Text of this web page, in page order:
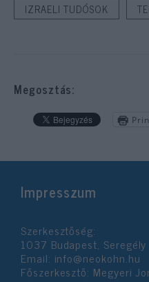
IZRAELI TUDÓSOK
Megosztás:
Impresszum
Szerkesztőség:
1037 Budapest, Seregély
Email: info@neokohn.hu
Főszerkesztő: Megyeri